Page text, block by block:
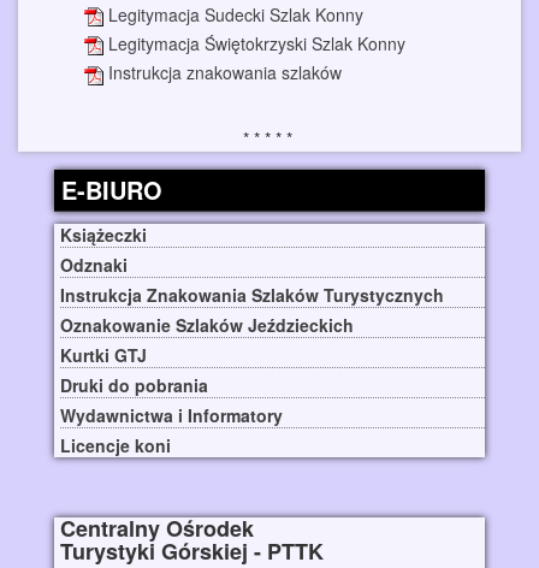
Legitymacja Sudecki Szlak Konny
Legitymacja Świętokrzyski Szlak Konny
Instrukcja znakowania szlaków
E-BIURO
Książeczki
Odznaki
Instrukcja Znakowania Szlaków Turystycznych
Oznakowanie Szlaków Jeździeckich
Kurtki GTJ
Druki do pobrania
Wydawnictwa i Informatory
Licencje koni
Centralny Ośrodek
Turystyki Górskiej - PTTK